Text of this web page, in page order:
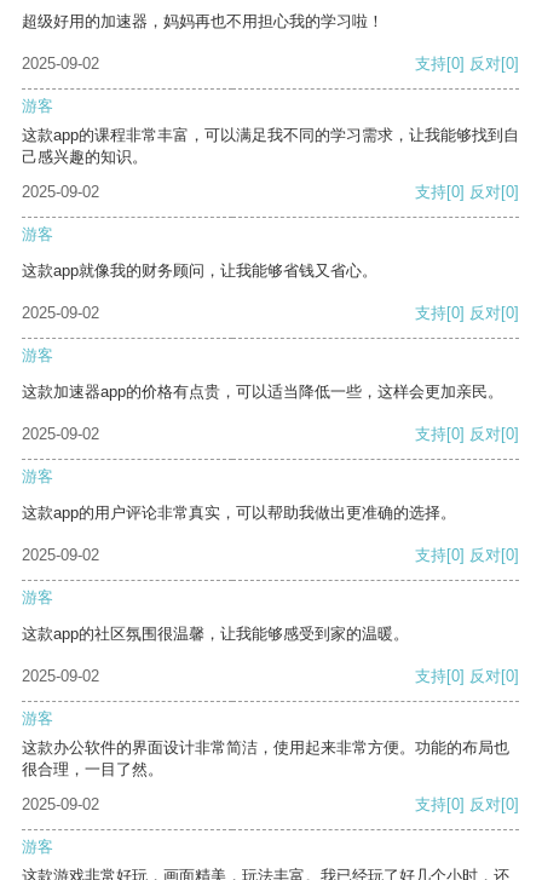
超级好用的加速器，妈妈再也不用担心我的学习啦！
2025-09-02 支持[0] 反对[0]
游客
这款app的课程非常丰富，可以满足我不同的学习需求，让我能够找到自
己感兴趣的知识。
2025-09-02
支持[0] 反对[0]
游客
这款app就像我的财务顾问，让我能够省钱又省心。
2025-09-02 支持[0] 反对[0]
游客
这款加速器app的价格有点贵，可以适当降低一些，这样会更加亲民。
2025-09-02 支持[0] 反对[0]
游客
这款app的用户评论非常真实，可以帮助我做出更准确的选择。
2025-09-02 支持[0] 反对[0]
游客
这款app的社区氛围很温馨，让我能够感受到家的温暖。
2025-09-02 支持[0] 反对[0]
游客
这款办公软件的界面设计非常简洁，使用起来非常方便。功能的布局也
很合理，一目了然。
2025-09-02
支持[0] 反对[0]
游客
这款游戏非常好玩，画面精美，玩法丰富。我已经玩了好几个小时，还